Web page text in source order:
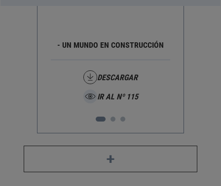
- UN MUNDO EN CONSTRUCCIÓN
DESCARGAR
IR AL Nº 115
+